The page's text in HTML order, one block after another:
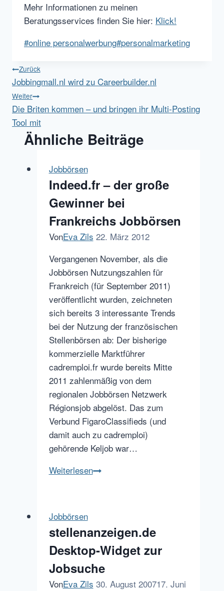
Mehr Informationen zu meinen
Beratungsservices finden Sie hier: Klick!
Schlagworte:
#online personalwerbung#personalmarketing
Beitragsnavigation
Zurück
Jobbingmall.nl wird zu Careerbuilder.nl
Weiter
Die Briten kommen – und bringen ihr Multi-Posting
Tool mit
Ähnliche Beiträge
Jobbörsen
Indeed.fr – der große
Gewinner bei
Frankreichs Jobbörsen
VonEva Zils 22. März 2012
Vergangenen November, als die
Jobbörsen Nutzungszahlen für
Frankreich (für September 2011)
veröffentlicht wurden, zeichneten
sich bereits 3 interessante Trends
bei der Nutzung der französischen
Stellenbörsen ab: Der bisherige
kommerzielle Marktführer
cadremploi.fr wurde bereits Mitte
2011 zahlenmäßig von dem
regionalen Jobbörsen Netzwerk
Régionsjob abgelöst. Das zum
Verbund FigaroClassifieds (und
damit auch zu cadremploi)
gehörende Keljob war…
WeiterlesenIndeed.fr
bei
Frankreichs
Jobbörsen
Jobbörsen
stellenanzeigen.de
Desktop-Widget zur
Jobsuche
VonEva Zils 30. August 200717. Juni